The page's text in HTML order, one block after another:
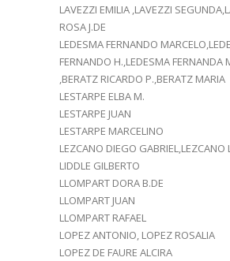
LAVEZZI EMILIA ,LAVEZZI
ROSA J.DE
LEDESMA FERNANDO
FERNANDO H.,LEDESMA FERNANDA
,BERATZ RICARDO P.,BERATZ MARIA
LESTARPE ELBA M.
LESTARPE JUAN
LESTARPE MARCELINO
LEZCANO DIEGO GABRIEL,LEZCANO
LIDDLE GILBERTO
LLOMPART DORA B.DE
LLOMPART JUAN
LLOMPART RAFAEL
LOPEZ ANTONIO, LOPEZ ROSALIA
LOPEZ DE FAURE ALCIRA